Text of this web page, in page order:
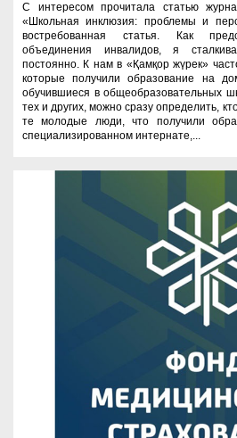
С интересом прочитала статью
«Школьная инклюзия: проблемы и
востребованная статья. Как
объединения инвалидов, я
постоянно. К нам в «Қамқор жүрек»
которые получили образование на
обучившиеся в общеобразовательных
тех и других, можно сразу определить,
те молодые люди, что получили
специализированном интернате,...